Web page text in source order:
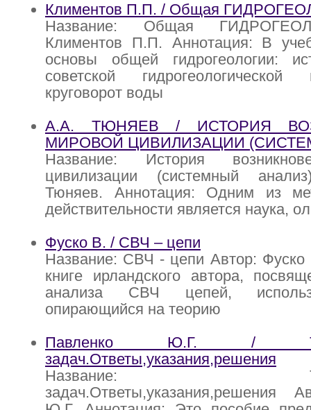
Климентов П.П. / Общая
Название: Общая
Климентов П.П. Аннотация: В
основы общей гидрогеологии:
советской
круговорот воды
А.А. ТЮНЯЕВ / ИСТОРИЯ
МИРОВОЙ ЦИВИЛИЗАЦИИ
Название: История
цивилизации (системный
Тюняев. Аннотация: Одним из
действительности является наука,
Фуско В. / СВЧ – цепи
Название: СВЧ - цепи Автор:
книге ирландского автора,
анализа СВЧ цепей,
опирающийся на теорию
Павленко Ю.Г. / Тест-
задач.Ответы,указания,решения
Название: Тест-
задач.Ответы,указания,решения